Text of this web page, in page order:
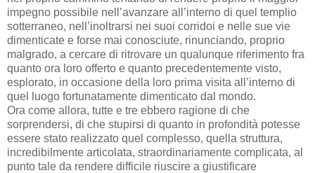
impegno possibile nell’avanzare all’interno di quel templio
sotterraneo, nell’inoltrarsi nei suoi corridoi e nelle sue vie
dimenticate e forse mai conosciute, rinunciando, proprio
malgrado, a cercare di ritrovare un qualunque riferimento fra
quanto ora loro offerto e quanto precedentemente visto,
esplorato, in occasione della loro prima visita all’interno di
quel luogo fortunatamente dimenticato dal mondo.
Ora come allora, tutte e tre ebbero ragione di che
sorprendersi, di che stupirsi di quanto in profondità potesse
essere stato realizzato quel complesso, quella struttura,
incredibilmente articolata, straordinariamente complicata, al
punto tale da rendere difficile riuscire a giustificare